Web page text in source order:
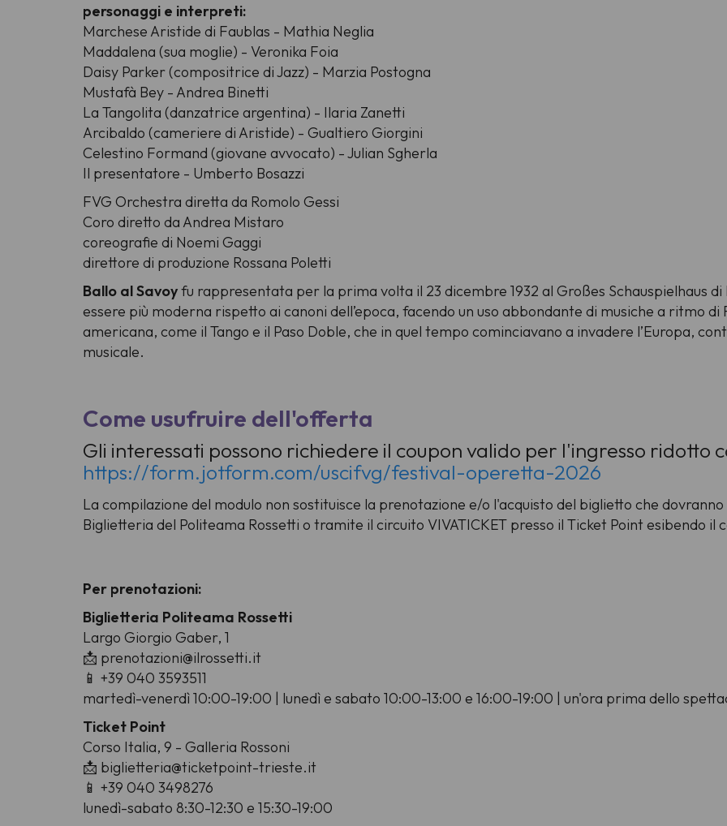
personaggi e interpreti:
Marchese Aristide di Faublas - Mathia Neglia
Maddalena (sua moglie) - Veronika Foia
Daisy Parker (compositrice di Jazz) - Marzia Postogna
Mustafà Bey - Andrea Binetti
La Tangolita (danzatrice argentina) - Ilaria Zanetti
Arcibaldo (cameriere di Aristide) - Gualtiero Giorgini
Celestino Formand (giovane avvocato) - Julian Sgherla
Il presentatore - Umberto Bosazzi
FVG Orchestra diretta da Romolo Gessi
Coro diretto da Andrea Mistaro
coreografie di Noemi Gaggi
direttore di produzione Rossana Poletti
Ballo al Savoyfu rappresentata per la prima volta il 23 dicembre 1932 al Großes Schauspielhaus
essere più moderna rispetto ai canoni dell’epoca, facendo un uso abbondante di musiche a ritmo
americana, come il Tango e il Paso Doble, che in quel tempo cominciavano a invadere l’Europa,
musicale.
Come usufruire dell'offerta
Gli interessati possono richiedere il coupon valido per l'ingresso ridotto
https://form.jotform.com/uscifvg/festival-operetta-2026
La compilazione del modulo non sostituisce la prenotazione e/o l'acquisto del biglietto che
Biglietteria del Politeama Rossetti o tramite il circuito VIVATICKET presso il Ticket Point esibendo il
Per prenotazioni:
Biglietteria Politeama Rossetti
Largo Giorgio Gaber, 1
📩 prenotazioni@ilrossetti.it
📱 +39 040 3593511
martedì-venerdì 10:00-19:00 | lunedì e sabato 10:00-13:00 e 16:00-19:00 | un'ora prima dello
Ticket Point
Corso Italia, 9 - Galleria Rossoni
📩 biglietteria@ticketpoint-trieste.it
📱 +39 040 3498276
lunedì-sabato 8:30-12:30 e 15:30-19:00